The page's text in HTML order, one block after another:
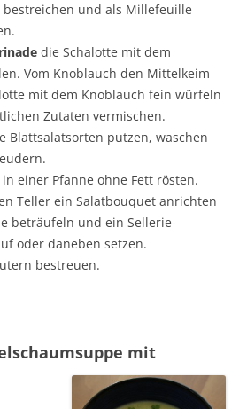
bestreichen und als Millefeuille
die Schalotte mit dem
Vom Knoblauch den Mittelkeim
mit dem Knoblauch fein würfeln
Zutaten vermischen.
Blattsalatsorten putzen, waschen
einer Pfanne ohne Fett rösten.
Teller ein Salatbouquet anrichten
beträufeln und ein Sellerie-
oder daneben setzen.
bestreuen.
mit